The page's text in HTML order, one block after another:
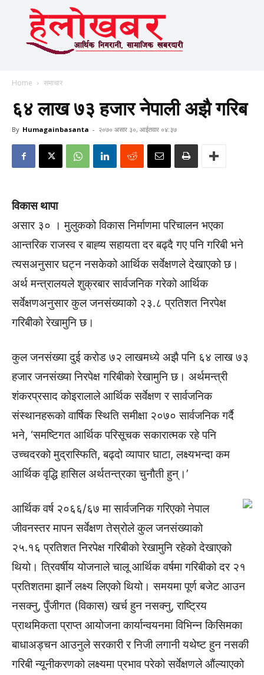
Home समाचार
६४ लाख ७३ हजार नेपाली अझै गरिब
By Humagainbasanta - २०७० असार ३०, आईतवार ०४:३७
विकास थापा
असार ३० । मुलुकको विकास निर्माणमा परिचालन भएका
आन्तरिक राजस्व र बाह्‍य सहायता दर बढ्दै गए पनि गरिबी भने
त्यसअनुसार घट्न नसकेको आर्थिक सर्वेक्षणले देखाएको छ।
अर्थ मन्त्रालयले शुक्रबार सार्वजनिक गरेको आर्थिक
सर्वेक्षणअनुसार कुल जनसंख्याको २३.८ प्रतिशत निरपेक्ष
गरिबीको रेखामुनि छ।
कुल जनसंख्या दुई करोड ७२ लाखमध्ये अझै पनि ६४ लाख ७३
हजार जनसंख्या निरपेक्ष गरिबीको रेखामुनि छ। अर्थमन्त्री
शंकरप्रसाद कोइरालाले आर्थिक सर्वेक्षण र सार्वजनिक
संस्थानहरूको वार्षिक स्थिति समीक्षा २०७० सार्वजनिक गर्दै
भने, ‘समष्टिगत आर्थिक परिसूचक सकारात्मक रहे पनि
उच्चदरको मुद्रास्फिति, बढ्दो व्यापार घाटा, लक्ष्यभन्दा कम
आर्थिक वृद्धि हासिल अर्थतन्त्रका चुनौती हुन्।’
आर्थिक वर्ष २०६६/६७ मा सार्वजनिक गरिएको नेपाल
जीवनस्तर मापन सर्वेक्षण तेस्रोले कुल जनसंख्याको
२५.१६ प्रतिशत निरपेक्ष गरिबीको रेखामुनि रहेको देखाएको
थियो। त्रिवर्षीय योजनाले चालू आर्थिक वर्षमा गरिबीको दर २१
प्रतिशतमा झार्ने लक्ष्य लिएको थियो। समयमा पूर्ण बजेट आउन
नसक्‍नु, पुँजीगत (विकास) खर्च हुन नसक्‍नु, राष्ट्रिय
प्राथमिकता प्राप्‍त आयोजना कार्यान्वयनमा विभिन्न किसिमका
बाधाअड्चन आउनुले सरकारी र निजी लगानी यथेष्ट हुन नसकी
गरिबी न्यूनीकरणको लक्ष्यमा प्रभाव परेको सर्वेक्षणले औंल्याएको